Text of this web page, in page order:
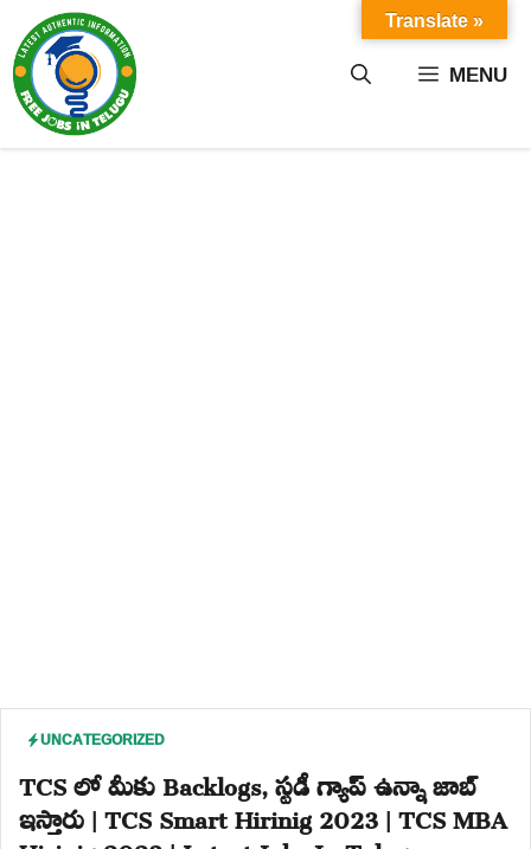
content MENU
UNCATEGORIZED
TCS లో మీకు Backlogs, స్టడీ గ్యాప్ ఉన్నా జాబ్
ఇస్తారు | TCS Smart Hirinig 2023 | TCS MBA
Translate »